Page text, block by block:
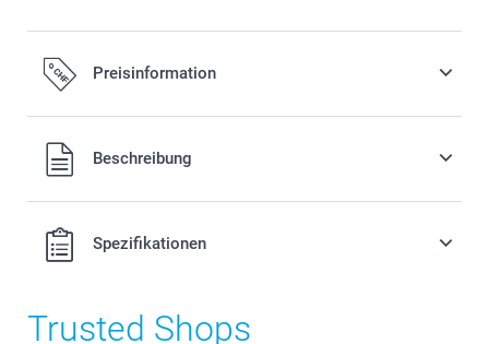
Preisinformation
Alle Preise verstehen sich in Schweizer Franken (CHF) inkl.
MwSt. und zzgl. Versandkosten.
Beschreibung
Spezifikationen
Trusted Shops